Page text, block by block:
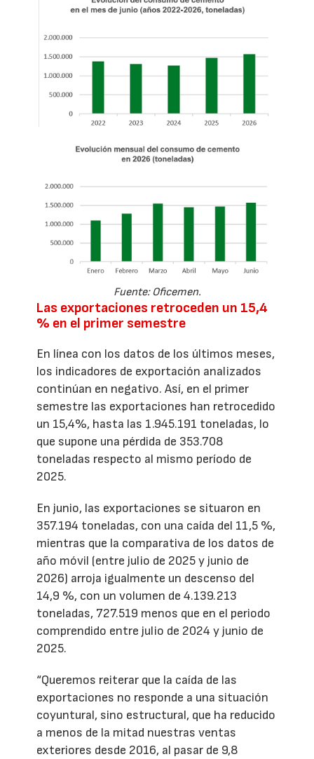
Fuente: Oficemen.
Las exportaciones retroceden un 15,4
% en el primer semestre
En línea con los datos de los últimos meses,
los indicadores de exportación analizados
continúan en negativo. Así, en el primer
semestre las exportaciones han retrocedido
un 15,4%, hasta las 1.945.191 toneladas, lo
que supone una pérdida de 353.708
toneladas respecto al mismo período de
2025.
En junio, las exportaciones se situaron en
357.194 toneladas, con una caída del 11,5 %,
mientras que la comparativa de los datos de
año móvil (entre julio de 2025 y junio de
2026) arroja igualmente un descenso del
14,9 %, con un volumen de 4.139.213
toneladas, 727.519 menos que en el periodo
comprendido entre julio de 2024 y junio de
2025.
“Queremos reiterar que la caída de las
exportaciones no responde a una situación
coyuntural, sino estructural, que ha reducido
a menos de la mitad nuestras ventas
exteriores desde 2016, al pasar de 9,8